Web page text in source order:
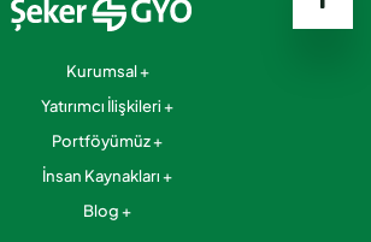
Kurumsal
Yatırımcı İlişkileri
Portföyümüz
İnsan Kaynakları
Blog